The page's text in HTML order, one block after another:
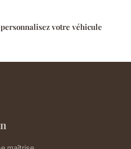
votre véhicule